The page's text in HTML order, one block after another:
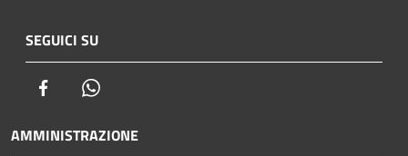
SEGUICI SU
Facebook
AMMINISTRAZIONE